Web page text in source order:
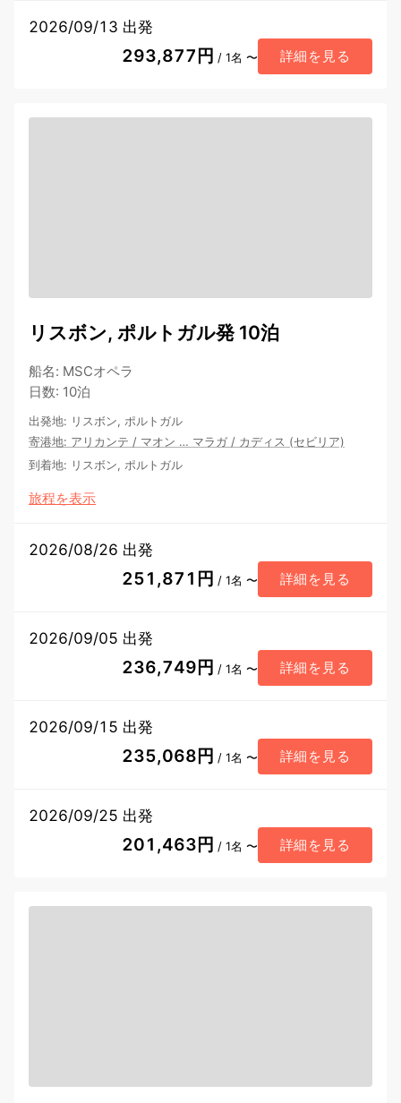
2026/09/13 出発
293,877円 / 1名 〜 詳細を見る
リスボン, ポルトガル発 10泊
船名: MSCオペラ
日数: 10泊
出発地: リスボン, ポルトガル
寄港地: アリカンテ / マオン … マラガ / カディス (セビリア)
到着地: リスボン, ポルトガル
旅程を表示
2026/08/26 出発
251,871円 / 1名 〜 詳細を見る
2026/09/05 出発
236,749円 / 1名 〜 詳細を見る
2026/09/15 出発
235,068円 / 1名 〜 詳細を見る
2026/09/25 出発
201,463円 / 1名 〜 詳細を見る